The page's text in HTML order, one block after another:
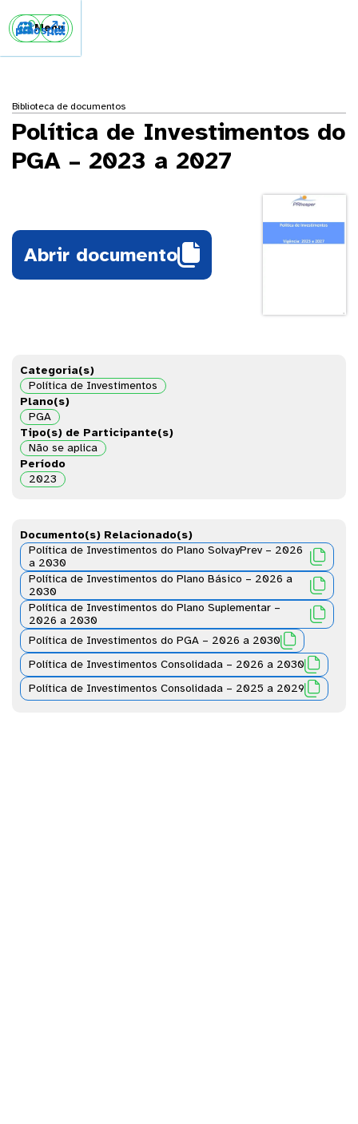
Menu
 
Biblioteca de documentos
Política de Investimentos do
PGA – 2023 a 2027
Abrir documento
Categoria(s)
Política de Investimentos
Plano(s)
PGA
Tipo(s) de Participante(s)
Não se aplica
Período
2023
Documento(s) Relacionado(s)
Política de Investimentos do Plano SolvayPrev – 2026
a 2030

Política de Investimentos do Plano Básico – 2026 a
2030

Política de Investimentos do Plano Suplementar –
2026 a 2030

Política de Investimentos do PGA – 2026 a 2030
Política de Investimentos Consolidada – 2026 a 2030
Política de Investimentos Consolidada – 2025 a 2029